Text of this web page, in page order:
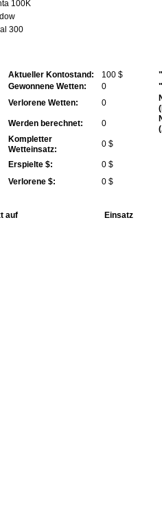
100K
300
Aktueller Kontostand: 100 $
Gewonnene Wetten: 0
Verlorene Wetten: 0
Werden berechnet: 0
Kompletter
Wetteinsatz:
0 $
Erspielte $:
0 $
Verlorene $: 0 $
auf Einsatz